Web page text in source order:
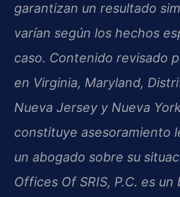
garantizan un resultado
varían según los hechos
caso. Contenido revisado
en Virginia, Maryland,
Nueva Jersey y Nueva
constituye asesoramiento
un abogado sobre su
Offices Of SRIS, P.C. es